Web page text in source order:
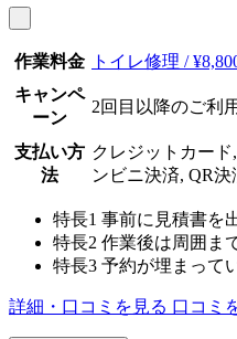
作業料金
トイレ修理 /
キャンペ
ーン
2回目以降のご利
支払い方
法
クレジットカー
ンビニ決済, QR決
特長1 事前に見積書を
特長2 作業後は周囲ま
特長3 予約が埋まって
詳細・口コミを見る 口コミ